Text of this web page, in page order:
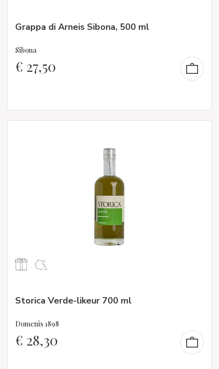
Grappa di Arneis Sibona, 500 ml
Sibona
€ 27,50
Storica Verde-likeur 700 ml
Domenis 1898
€ 28,30